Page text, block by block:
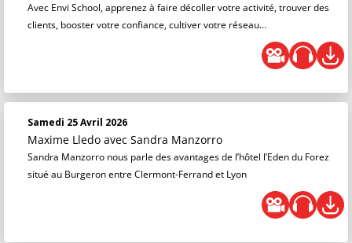
Avec Envi School, apprenez à faire décoller votre activité, trouver des
clients, booster votre confiance, cultiver votre réseau…
Samedi 25 Avril 2026
Maxime Lledo avec Sandra Manzorro
Sandra Manzorro nous parle des avantages de l’hôtel l’Eden du Forez
situé au Burgeron entre Clermont-Ferrand et Lyon